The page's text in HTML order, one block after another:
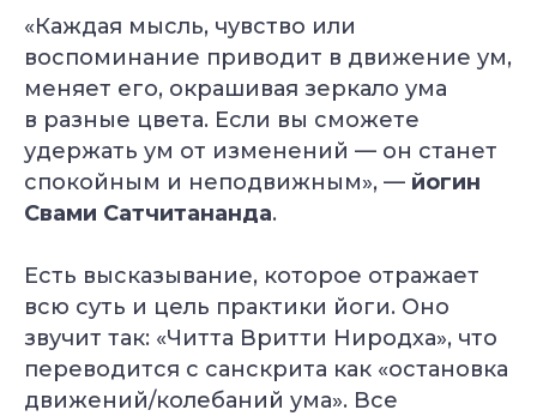
«Каждая мысль, чувство или
воспоминание приводит в движение ум,
меняет его, окрашивая зеркало ума
в разные цвета. Если вы сможете
удержать ум от изменений — он станет
спокойным и неподвижным», — йогин
Свами Сатчитананда.
Есть высказывание, которое отражает
всю суть и цель практики йоги. Оно
звучит так: «Читта Вритти Ниродха», что
переводится с санскрита как «остановка
движений/колебаний ума». Все